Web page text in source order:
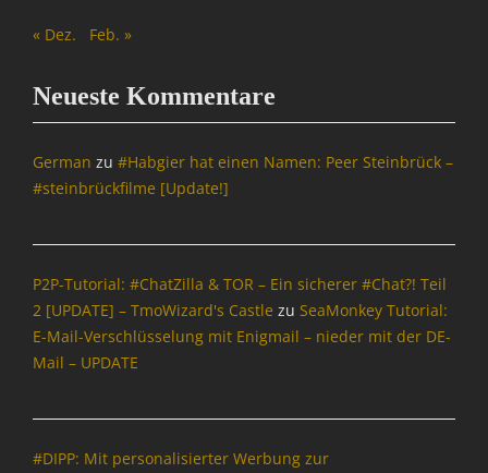
o
d
n
,
r
o
w
s
« Dez. Feb. »
Neueste Kommentare
German zu #Habgier hat einen Namen: Peer Steinbrück –
#steinbrückfilme [Update!]
P2P-Tutorial: #ChatZilla & TOR – Ein sicherer #Chat?! Teil
2 [UPDATE] – TmoWizard's Castle zu SeaMonkey Tutorial:
E-Mail-Verschlüsselung mit Enigmail – nieder mit der DE-
Mail – UPDATE
#DIPP: Mit personalisierter Werbung zur